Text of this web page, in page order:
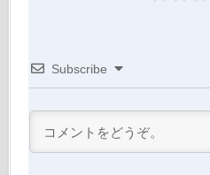
Subscribe